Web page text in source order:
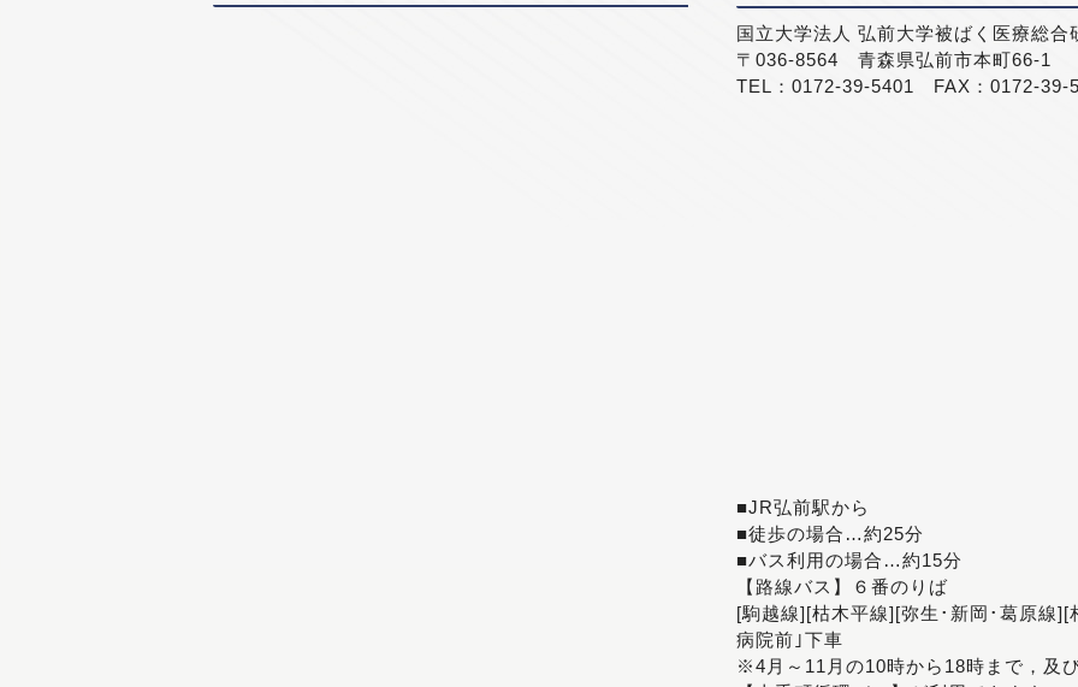
国立大学法人 弘前大学被ばく医療総合
〒036-8564 青森県弘前市本町66-1
TEL：0172-39-5401 FAX：0172-39-
■JR弘前駅から
■徒歩の場合…約25分
■バス利用の場合…約15分
【路線バス】６番のりば
[駒越線][枯木平線][弥生･新岡･葛原線
病院前｣下車
※4月～11月の10時から18時まで，及